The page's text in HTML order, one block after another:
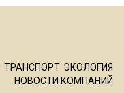
ТРАНСПОРТ ЭКОЛОГИЯ
НОВОСТИ КОМПАНИЙ